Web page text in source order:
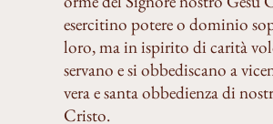
esercitino potere o dominio
loro, ma in ispirito di carità
servano e si obbediscano a
vera e santa obbedienza di
Cristo.